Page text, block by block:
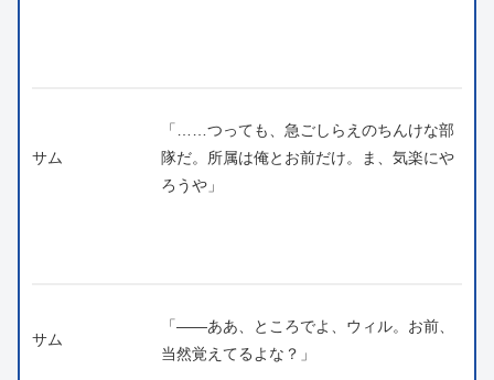
サム
「……つっても、急ごしらえのちんけな部
隊だ。所属は俺とお前だけ。ま、気楽にや
ろうや」
サム
「――ああ、ところでよ、ウィル。お前、
当然覚えてるよな？」